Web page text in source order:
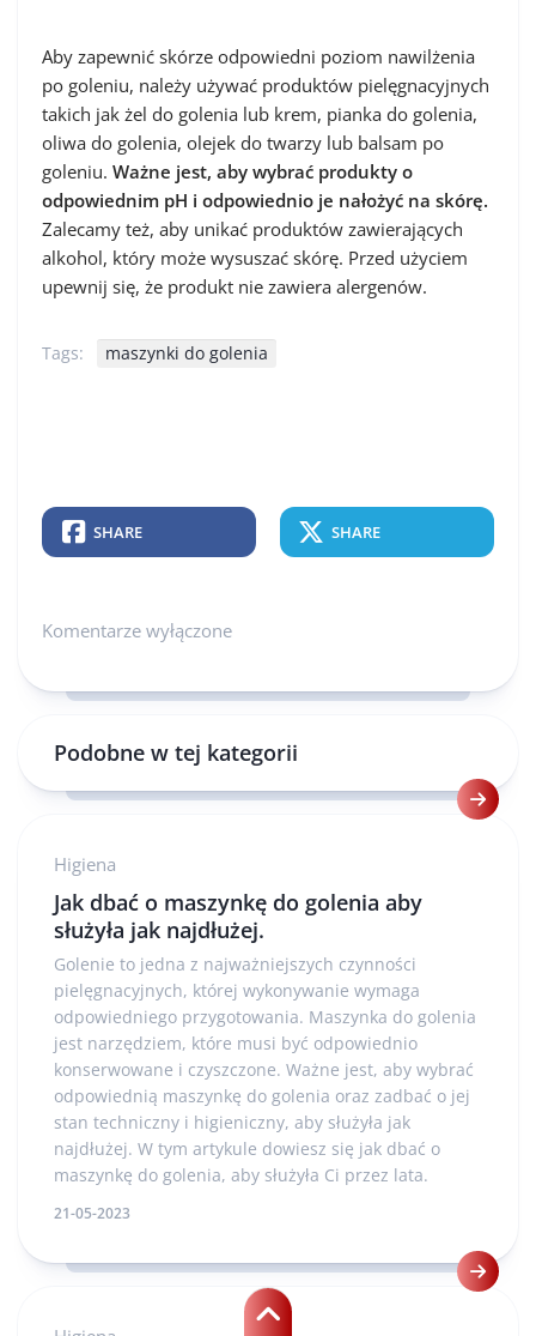
Aby zapewnić skórze odpowiedni poziom nawilżenia
po goleniu, należy używać produktów pielęgnacyjnych
takich jak żel do golenia lub krem, pianka do golenia,
oliwa do golenia, olejek do twarzy lub balsam po
goleniu. Ważne jest, aby wybrać produkty o
odpowiednim pH i odpowiednio je nałożyć na skórę.
Zalecamy też, aby unikać produktów zawierających
alkohol, który może wysuszać skórę. Przed użyciem
upewnij się, że produkt nie zawiera alergenów.
Tags: maszynki do golenia
SHARE SHARE
Komentarze wyłączone
Podobne w tej kategorii
Higiena
Jak dbać o maszynkę do golenia aby
służyła jak najdłużej.
Golenie to jedna z najważniejszych czynności
pielęgnacyjnych, której wykonywanie wymaga
odpowiedniego przygotowania. Maszynka do golenia
jest narzędziem, które musi być odpowiednio
konserwowane i czyszczone. Ważne jest, aby wybrać
odpowiednią maszynkę do golenia oraz zadbać o jej
stan techniczny i higieniczny, aby służyła jak
najdłużej. W tym artykule dowiesz się jak dbać o
maszynkę do golenia, aby służyła Ci przez lata.
21-05-2023